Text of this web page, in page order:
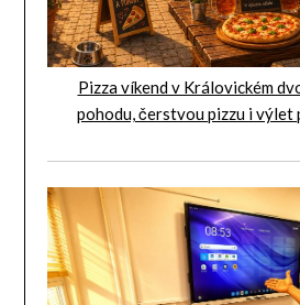
Pizza víkend v Královickém
pohodu, čerstvou pizzu i výlet